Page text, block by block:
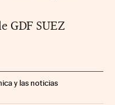
GDF SUEZ
y las noticias